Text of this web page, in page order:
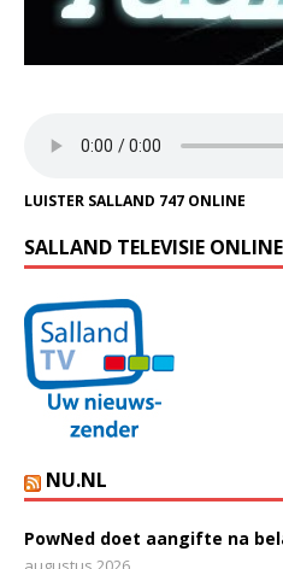
LUISTER SALLAND 747 ONLINE
SALLAND TELEVISIE ONLINE
NU.NL
PowNed doet aangifte na